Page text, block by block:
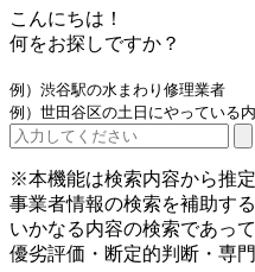
こんにちは！
何をお探しですか？
例）渋谷駅の水まわり修理業者
例）世田谷区の土日にやっている
※本機能は検索内容から推
事業者情報の検索を補助する
いかなる内容の検索であっ
優劣評価・断定的判断・専